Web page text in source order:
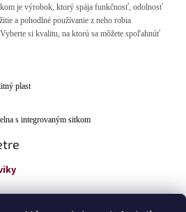
je výrobok, ktorý spája funkčnosť, odolnosť
a pohodlné používanie z neho robia
si kvalitu, na ktorú sa môžete spoľahnúť
plast
s integrovaným sitkom